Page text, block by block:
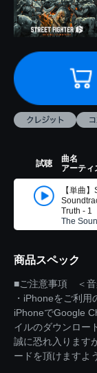
試聴
曲名
アーティ
【単曲
Truth - 1
The
商品スペック
■ご注意事項 ＜音
・iPhoneをご利用
iPhoneでGoogle
イルのダウンロー
誠に恐れ入ります
ードを頂けますよ